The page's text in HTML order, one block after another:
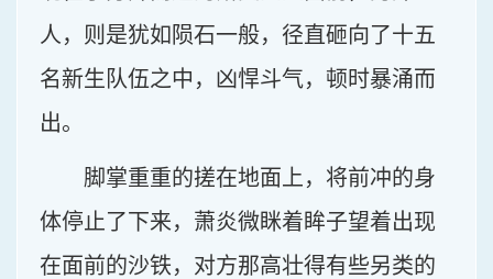
人，则是犹如陨石一般，径直砸向了十五
名新生队伍之中，凶悍斗气，顿时暴涌而
出。
脚掌重重的搓在地面上，将前冲的身
体停止了下来，萧炎微眯着眸子望着出现
在面前的沙铁，对方那高壮得有些另类的